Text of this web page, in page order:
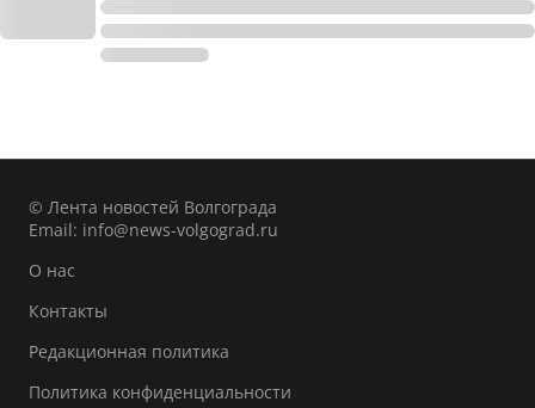
© Лента новостей Волгограда
Email: info@news-volgograd.ru
О нас
Контакты
Редакционная политика
Политика конфиденциальности